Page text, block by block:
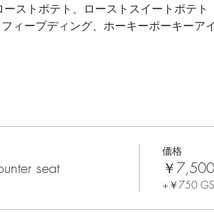
ストポテト、ローストスイートポテト
ィープディング、ホーキーポーキーア
seat
価格
￥7,500
+￥750